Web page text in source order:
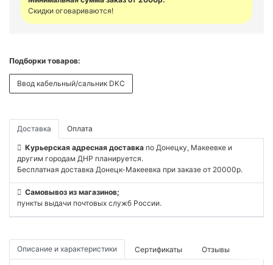
Скидки оговариваются!
Подборки товаров:
Ввод кабельный/сальник DKC
Доставка Оплата
Курьерская адресная доставка по Донецку, Макеевке и
другим городам ДНР планируется.
Бесплатная доставка Донецк-Макеевка при заказе от 20000р.
Самовывоз из магазинов;
пункты выдачи почтовых служб России.
Описание и характеристики Сертификаты Отзывы